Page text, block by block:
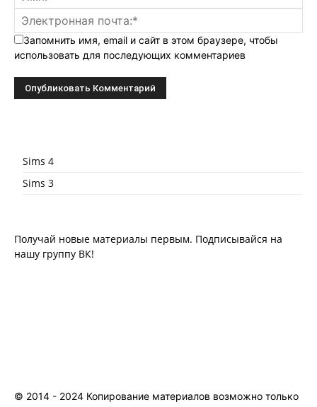
Запомнить имя, email и сайт в этом браузере, чтобы
использовать для последующих комментариев
Sims 4
Sims 3
Получай новые материалы первым. Подписывайся на
нашу группу ВК!
© 2014 - 2024 Копирование материалов возможно только